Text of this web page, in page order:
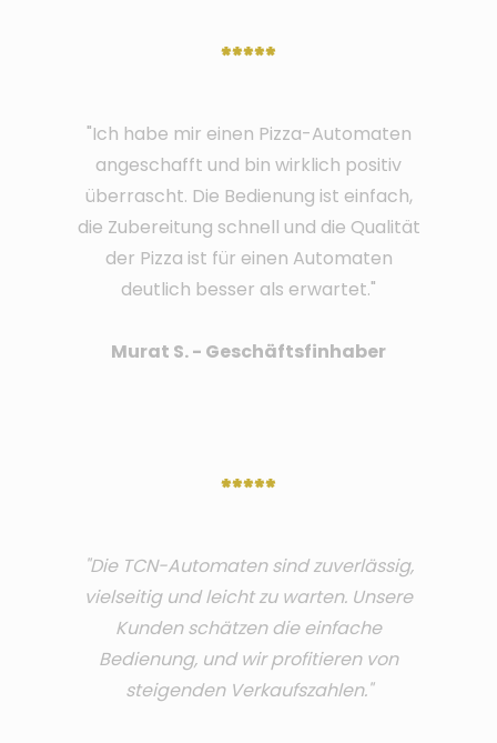
*****
"Ich habe mir einen Pizza-Automaten
angeschafft und bin wirklich positiv
überrascht. Die Bedienung ist einfach,
die Zubereitung schnell und die Qualität
der Pizza ist für einen Automaten
deutlich besser als erwartet."
Murat S. - Geschäftsfinhaber
*****
"Die TCN-Automaten sind zuverlässig,
vielseitig und leicht zu warten. Unsere
Kunden schätzen die einfache
Bedienung, und wir profitieren von
steigenden Verkaufszahlen."